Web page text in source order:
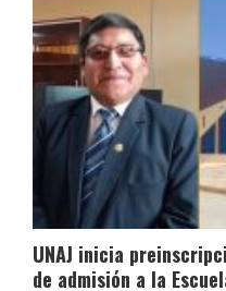
UNAJ inicia
de admisión a la